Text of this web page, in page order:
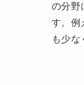
の分野
す。例
も少な